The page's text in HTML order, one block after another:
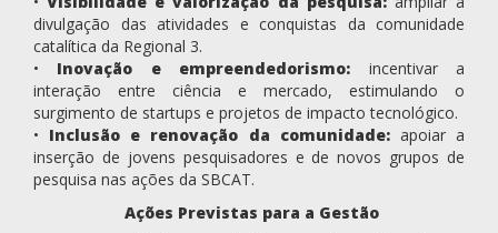
divulgação das atividades e conquistas da comunidade
catalítica da Regional 3.
• Inovação e empreendedorismo: incentivar a
interação entre ciência e mercado, estimulando o
surgimento de startups e projetos de impacto tecnológico.
• Inclusão e renovação da comunidade:apoiar a
inserção de jovens pesquisadores e de novos grupos de
pesquisa nas ações da SBCAT.
Ações Previstas para a Gestão